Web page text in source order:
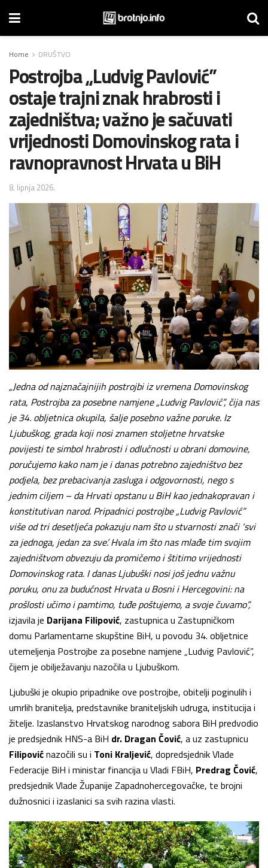
Home DRUŠTVO
Postrojba „Ludvig Pavlović”
ostaje trajni znak hrabrosti i
zajedništva; važno je sačuvati
vrijednosti Domovinskog rata i
ravnopravnost Hrvata u BiH
8. lipnja 2026.
„Jedna od najznačajnijih postrojbi iz vremena Domovinskog
rata, Postrojba za posebne namjene „Ludvig Pavlović”, čija nas
je 34. obljetnica okupila, šalje posebno važne poruke. Iz
Ljubuškog, grada koji nosi znamen stoljetne hrvatske
povijesti te simbol hrabrosti i odlučnosti u obrani domovine,
poručujemo kako nam je i danas potrebno zajedništvo bez
podjela, bez prebacivanja zasluga i odgovornosti, nego s
jednim ciljem – da Hrvati opstanu u BiH kao jednakopravan i
konstitutivan narod. Pripadnici postrojbe „Ludvig Pavlović”
više od tri desetljeća pokazuju nam što u stvarnosti znači ‘svi
za jednoga, jedan za sve’. Hvala im što nas mlađe tim svojim
zajedništvom obvezuju da promičemo i štitimo vrijednosti
Domovinskog rata. I danas Ljubuški nosi još jednu važnu
poruku, onu za budućnost Hrvata u Bosni i Hercegovini: na
prošlosti učimo i pamtimo, tuđe poštujemo, a svoje čuvamo”,
izjavila je Darijana Filipović, zastupnica u Zastupničkom
domu Parlamentarne skupštine BiH, u povodu 34. obljetnice
utemeljenja Postrojbe za posebne namjene „Ludvig Pavlović”,
čijem je obilježavanju nazočila u Ljubuškom.
Ljubuški je okupio pripadnike ove postrojbe, obitelji poginulih i
umrlih branitelja, predstavnike braniteljskih udruga, institucija i
žitelje. Izaslanstvo Hrvatskog narodnog sabora BiH predvodio
je predsjednik HNS-a BiH dr. Dragan Čović, a uz zastupnicu
Filipovićnazočili su i Toni Kraljević, dopredsjednik Vlade
Federacije BiH i ministar financija u Vladi FBiH, Predrag Čović,
predsjednik Vlade Županije Zapadnohercegovačke, te brojni
dužnosnici i izaslanici sa svih razina vlasti.